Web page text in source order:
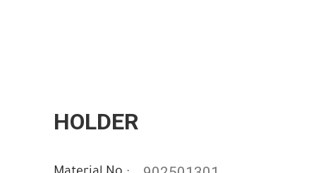
HOLDER